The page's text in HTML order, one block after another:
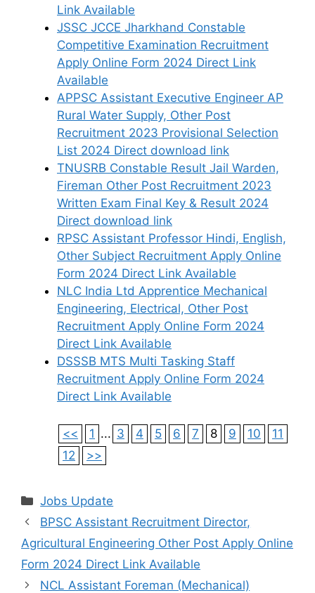
Link Available
JSSC JCCE Jharkhand Constable
Competitive Examination Recruitment
Apply Online Form 2024 Direct Link
Available
APPSC Assistant Executive Engineer AP
Rural Water Supply, Other Post
Recruitment 2023 Provisional Selection
List 2024 Direct download link
TNUSRB Constable Result Jail Warden,
Fireman Other Post Recruitment 2023
Written Exam Final Key & Result 2024
Direct download link
RPSC Assistant Professor Hindi, English,
Other Subject Recruitment Apply Online
Form 2024 Direct Link Available
NLC India Ltd Apprentice Mechanical
Engineering, Electrical, Other Post
Recruitment Apply Online Form 2024
Direct Link Available
DSSSB MTS Multi Tasking Staff
Recruitment Apply Online Form 2024
Direct Link Available
<< 1 ... 3 4 5 6 7 8 9 10
11
12
>>
Categories
Jobs Update
BPSC Assistant Recruitment Director,
Agricultural Engineering Other Post Apply Online
Form 2024 Direct Link Available
NCL Assistant Foreman (Mechanical)